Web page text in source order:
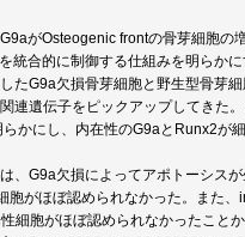
がOsteogenic frontの骨芽細胞
統合的に制御する仕組みを明らかに
たG9a欠損骨芽細胞と野生型骨芽
連遺伝子をピックアップしてきた
かにし、内在性のG9aとRunx2が
、G9a欠損によってアポトーシス
胞がほぼ認められなかった。また
細胞がほぼ認められなかったこと